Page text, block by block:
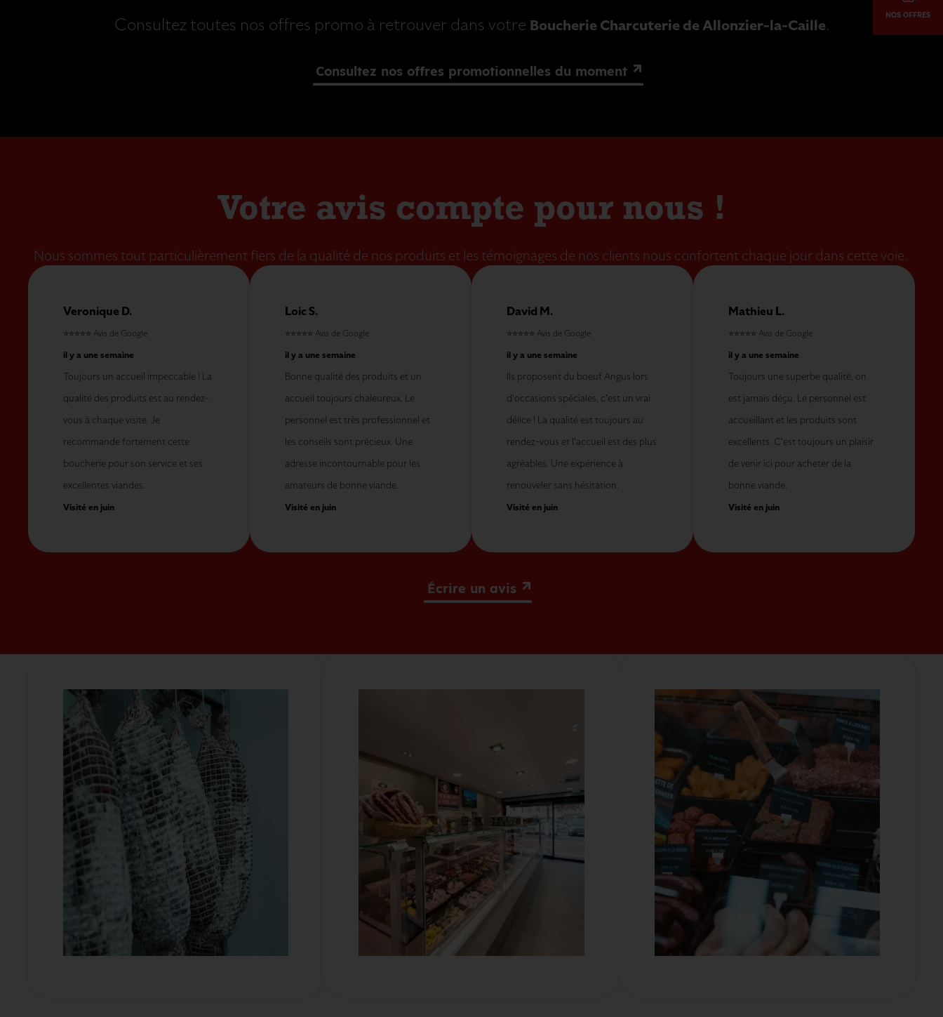
NOS OFFRES
Consultez toutes nos offres promo à retrouver dans votre Boucherie Charcuterie deAllonzier-la-Caille.
Consultez nos offres promotionnelles du moment
Votre avis compte pour nous !
Nous sommes tout particulièrement fiers de la qualité de nos produits et les témoignages de nos clients nous confortent chaque jour dans cette voie.
Veronique D.
⭐⭐⭐⭐⭐ Avis de Google
il y a une semaine
Toujours un accueil impeccable ! La
qualité des produits est au rendez-
vous à chaque visite. Je
recommande fortement cette
boucherie pour son service et ses
excellentes viandes.
Visité en juin
Loic S.
⭐⭐⭐⭐⭐ Avis de Google
il y a une semaine
Bonne qualité des produits et un
accueil toujours chaleureux. Le
personnel est très professionnel et
les conseils sont précieux. Une
adresse incontournable pour les
amateurs de bonne viande.
Visité en juin
David M.
⭐⭐⭐⭐⭐ Avis de Google
il y a une semaine
Ils proposent du boeuf Angus lors
d'occasions spéciales, c'est un vrai
délice ! La qualité est toujours au
rendez-vous et l'accueil est des plus
agréables. Une expérience à
renouveler sans hésitation.
Visité en juin
Mathieu L.
⭐⭐⭐⭐⭐ Avis de Google
il y a une semaine
Toujours une superbe qualité, on
est jamais déçu. Le personnel est
accueillant et les produits sont
excellents. C'est toujours un plaisir
de venir ici pour acheter de la
bonne viande.
Visité en juin
Écrire un avis